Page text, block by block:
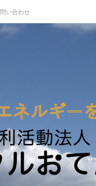
い合わせ